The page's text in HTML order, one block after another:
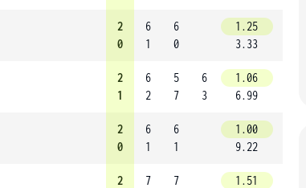
2
0
6
1
6
0
1.25
3.33
2
1
6
2
5
7
6
3
1.06
6.99
2
0
6
1
6
1
1.00
9.22
2
7
7
1.51